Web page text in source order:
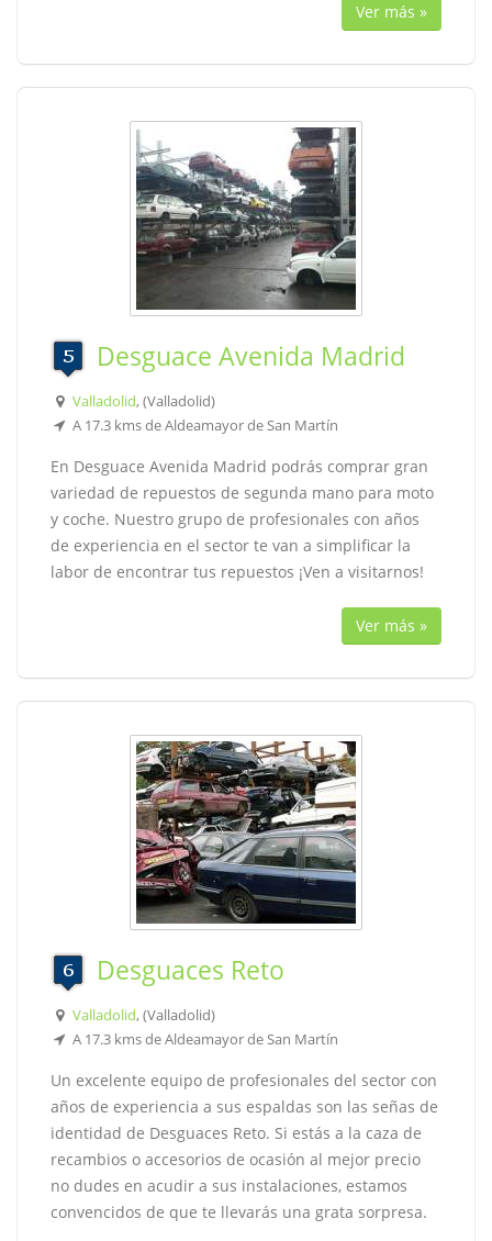
Ver más »
Desguace Avenida Madrid
Valladolid, (Valladolid)
A 17.3 kms de Aldeamayor de San Martín
En Desguace Avenida Madrid podrás comprar gran
variedad de repuestos de segunda mano para moto
y coche. Nuestro grupo de profesionales con años
de experiencia en el sector te van a simplificar la
labor de encontrar tus repuestos ¡Ven a visitarnos!
Ver más »
Desguaces Reto
Valladolid, (Valladolid)
A 17.3 kms de Aldeamayor de San Martín
Un excelente equipo de profesionales del sector con
años de experiencia a sus espaldas son las señas de
identidad de Desguaces Reto. Si estás a la caza de
recambios o accesorios de ocasión al mejor precio
no dudes en acudir a sus instalaciones, estamos
convencidos de que te llevarás una grata sorpresa.